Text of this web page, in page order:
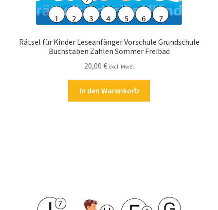
Rätsel für Kinder Leseanfänger Vorschule Grundschule
Buchstaben Zahlen Sommer Freibad
20,00 € excl. MwSt
In den Warenkorb